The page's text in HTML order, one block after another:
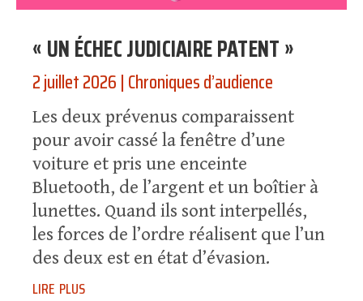
« UN ÉCHEC JUDICIAIRE PATENT »
2 juillet 2026|Chroniques d’audience
Les deux prévenus comparaissent
pour avoir cassé la fenêtre d’une
voiture et pris une enceinte
Bluetooth, de l’argent et un boîtier à
lunettes. Quand ils sont interpellés,
les forces de l’ordre réalisent que l’un
des deux est en état d’évasion.
lire plus